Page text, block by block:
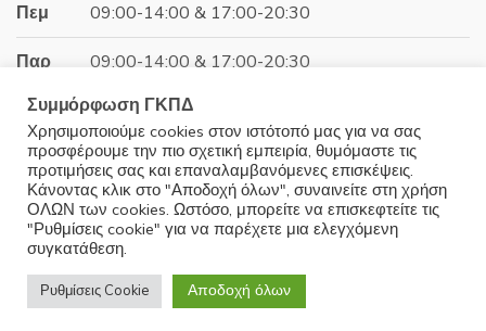
Πεμ 09:00-14:00 & 17:00-20:30
Παρ 09:00-14:00 & 17:00-20:30
Σαβ 09:00-15:00
Κυρ Κλειστά
© 2025 Minoudis Home. All Rights Reserved
Development byWrk.gr
Συμμόρφωση ΓΚΠΔ
Χρησιμοποιούμε cookies στον ιστότοπό μας για να σας
προσφέρουμε την πιο σχετική εμπειρία, θυμόμαστε τις
προτιμήσεις σας και επαναλαμβανόμενες επισκέψεις.
Κάνοντας κλικ στο "Αποδοχή όλων", συναινείτε στη χρήση
ΟΛΩΝ των cookies. Ωστόσο, μπορείτε να επισκεφτείτε τις
"Ρυθμίσεις cookie" για να παρέχετε μια ελεγχόμενη
συγκατάθεση.
Ρυθμίσεις Cookie Αποδοχή όλων